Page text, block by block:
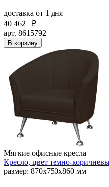
доставка от 1 дня
40 462
₽
арт. 8615792
В корзину
Мягкие офисные кресла
Кресло, цвет темно-
размер: 870х750х860 мм